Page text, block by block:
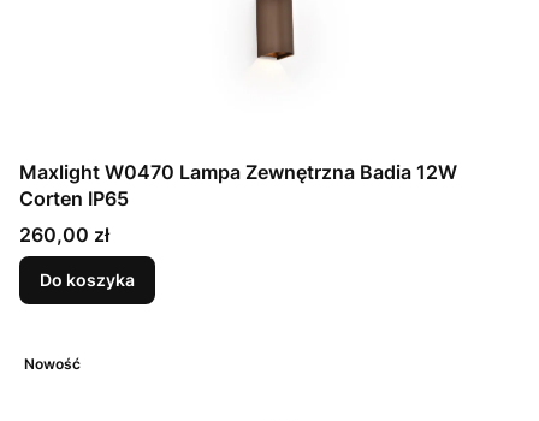
Maxlight W0470 Lampa Zewnętrzna Badia 12W
Corten IP65
Cena
260,00 zł
Do koszyka
Nowość